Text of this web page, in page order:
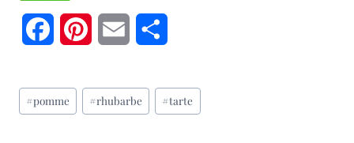
c
n
a
r
Étiquettes
de
#pomme #rhubarbe #tarte